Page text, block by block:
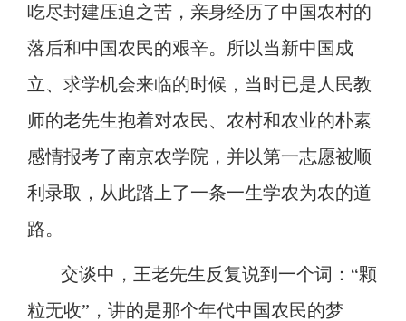
吃尽封建压迫之苦，亲身经历了中国农村的
落后和中国农民的艰辛。所以当新中国成
立、求学机会来临的时候，当时已是人民教
师的老先生抱着对农民、农村和农业的朴素
感情报考了南京农学院，并以第一志愿被顺
利录取，从此踏上了一条一生学农为农的道
路。
交谈中，王老先生反复说到一个词： “颗
粒无收”，讲的是那个年代中国农民的梦